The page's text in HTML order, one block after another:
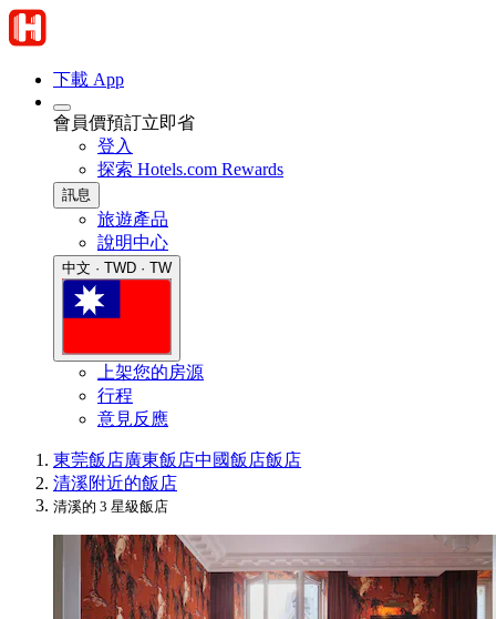
下載 App
會員價預訂立即省
登入
探索 Hotels.com Rewards
訊息
旅遊產品
說明中心
中文 · TWD · TW
上架您的房源
行程
意見反應
東莞飯店廣東飯店中國飯店飯店
清溪附近的飯店
清溪的 3 星級飯店